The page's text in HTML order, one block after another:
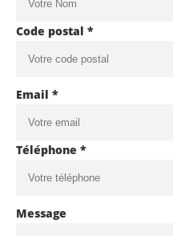
Code postal *
Email *
Téléphone *
Message